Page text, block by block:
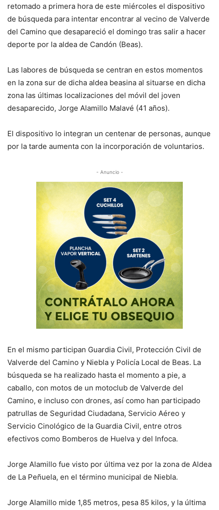
retomado a primera hora de este miércoles el dispositivo
de búsqueda para intentar encontrar al vecino de Valverde
del Camino que desapareció el domingo tras salir a hacer
deporte por la aldea de Candón (Beas).
Las labores de búsqueda se centran en estos momentos
en la zona sur de dicha aldea beasina al situarse en dicha
zona las últimas localizaciones del móvil del joven
desaparecido, Jorge Alamillo Malavé (41 años).
El dispositivo lo integran un centenar de personas, aunque
por la tarde aumenta con la incorporación de voluntarios.
- Anuncio -
En el mismo participan Guardia Civil, Protección Civil de
Valverde del Camino y Niebla y Policía Local de Beas. La
búsqueda se ha realizado hasta el momento a pie, a
caballo, con motos de un motoclub de Valverde del
Camino, e incluso con drones, así como han participado
patrullas de Seguridad Ciudadana, Servicio Aéreo y
Servicio Cinológico de la Guardia Civil, entre otros
efectivos como Bomberos de Huelva y del Infoca.
Jorge Alamillo fue visto por última vez por la zona de Aldea
de La Peñuela, en el término municipal de Niebla.
Jorge Alamillo mide 1,85 metros, pesa 85 kilos, y la última